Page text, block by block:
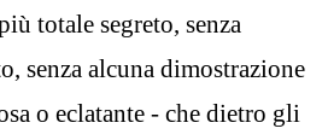
totale segreto, senza
senza alcuna dimostrazione
o eclatante - che dietro gli